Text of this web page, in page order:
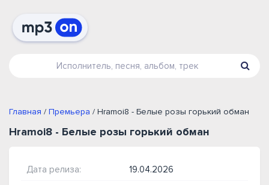
Главная / Премьера / Hramoi8 - Белые розы горький обман
Hramoi8 - Белые розы горький обман
Дата релиза: 19.04.2026